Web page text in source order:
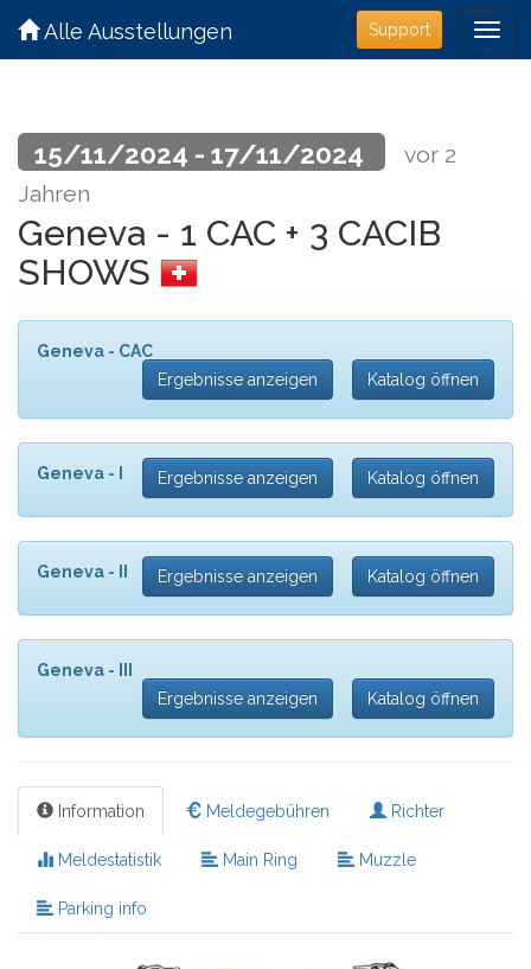
Support
Alle Ausstellungen
15/11/2024 - 17/11/2024
vor 2
Jahren
Geneva - 1 CAC + 3 CACIB
SHOWS
Geneva - CAC
Ergebnisse anzeigen
Katalog öffnen
Geneva - I Ergebnisse anzeigen Katalog öffnen
Geneva - II Ergebnisse anzeigen Katalog öffnen
Geneva - III
Ergebnisse anzeigen
Katalog öffnen
Information Meldegebühren Richter
Meldestatistik Main Ring Muzzle
Parking info